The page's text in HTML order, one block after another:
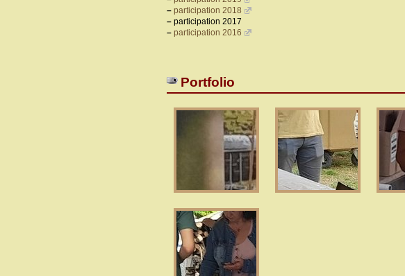
– participation 2018
– participation 2017
– participation 2016
Portfolio